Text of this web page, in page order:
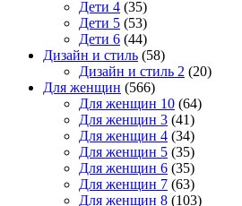
Дети 4 (35)
Дети 5 (53)
Дети 6 (44)
Дизайн и стиль (58)
Дизайн и стиль 2 (20)
Для женщин (566)
Для женщин 10 (64)
Для женщин 3 (41)
Для женщин 4 (34)
Для женщин 5 (35)
Для женщин 6 (35)
Для женщин 7 (63)
Для женщин 8 (103)